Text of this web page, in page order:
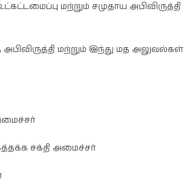
மற்றும் சமுதாய அபிவிருத்தி
மற்றும் இந்து மத அலுவல்கள்
சக்தி அமைச்சர்